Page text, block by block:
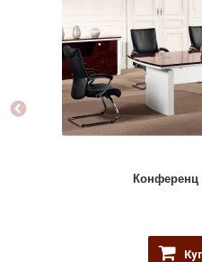
Конференц